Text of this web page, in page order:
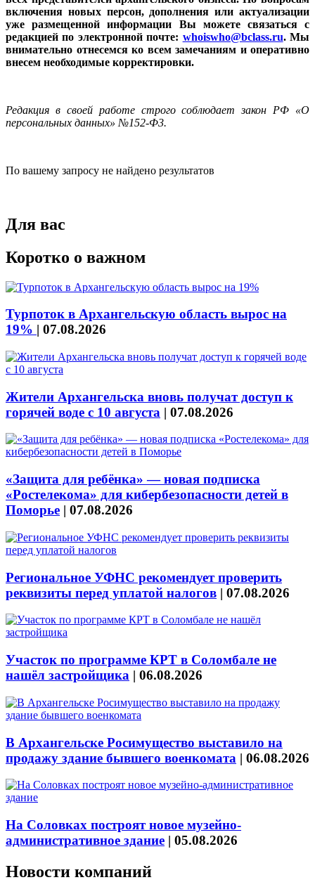
включения новых персон, дополнения или актуализации
уже размещенной информации Вы можете связаться с
редакцией по электронной почте: whoiswho@bclass.ru. Мы
внимательно отнесемся ко всем замечаниям и оперативно
внесем необходимые корректировки.
Редакция в своей работе строго соблюдает закон РФ «О
персональных данных» №152-Ф3.
По вашему запросу не найдено результатов
Для вас
Коротко о важном
Турпоток в Архангельскую область вырос на
19% | 07.08.2026
Жители Архангельска вновь получат доступ к
горячей воде с 10 августа | 07.08.2026
«Защита для ребёнка» — новая подписка
«Ростелекома» для кибербезопасности детей в
Поморье | 07.08.2026
Региональное УФНС рекомендует проверить
реквизиты перед уплатой налогов | 07.08.2026
Участок по программе КРТ в Соломбале не
нашёл застройщика | 06.08.2026
В Архангельске Росимущество выставило на
продажу здание бывшего военкомата | 06.08.2026
На Соловках построят новое музейно-
административное здание | 05.08.2026
Новости компаний